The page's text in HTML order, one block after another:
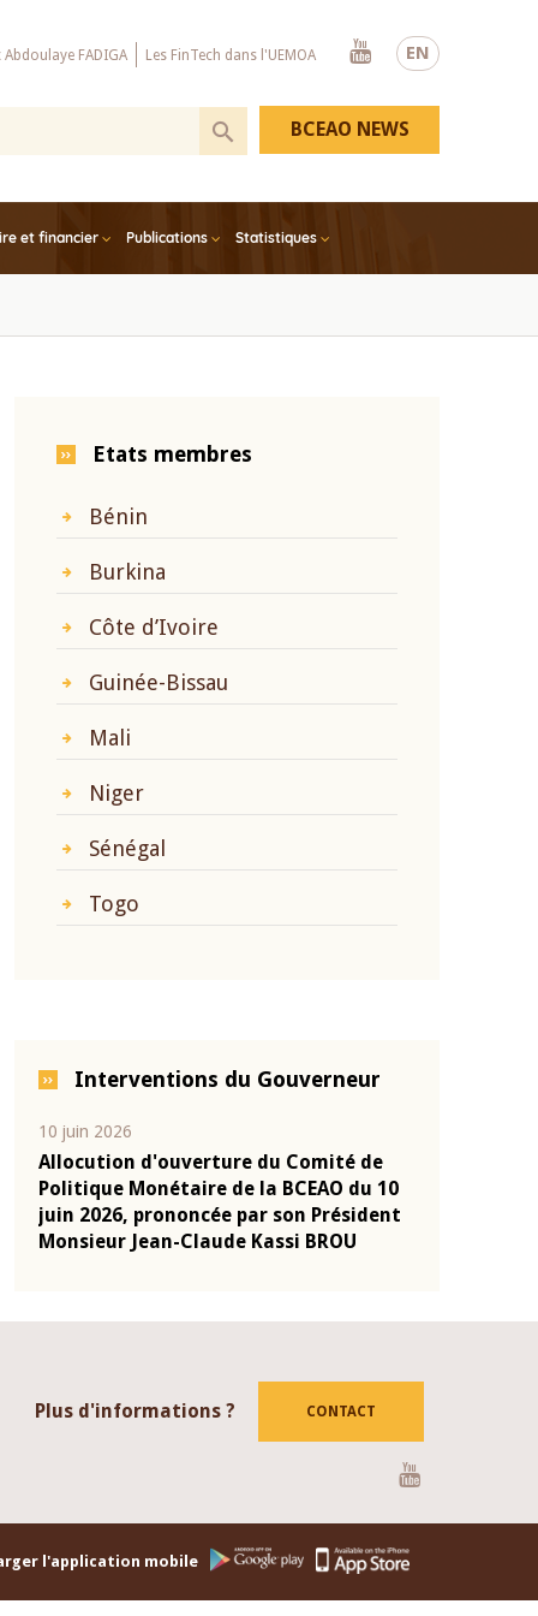
EN
Abdoulaye FADIGA Les FinTech dans l'UEMOA
Youtube
et financier Publications Statistiques
BCEAO NEWS
Etats membres
Bénin
Burkina
Côte d’Ivoire
Guinée-Bissau
Mali
Niger
Sénégal
Togo
Interventions du Gouverneur
04 mars 2026
Allocution d'ouverture du Comité de
Politique Monétaire de la BCEAO du 4
mars 2026, prononcée par son Président
Monsieur Jean-Claude Kassi BROU
Plus d'informations ? CONTACT
l'application mobile